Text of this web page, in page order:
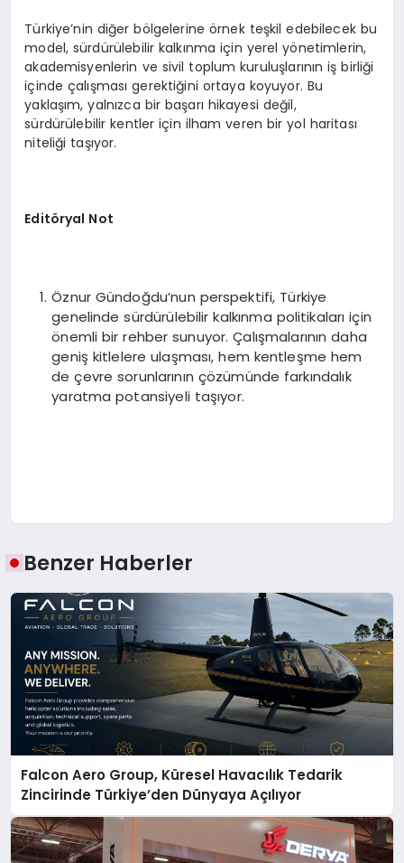
Türkiye’nin diğer bölgelerine örnek teşkil edebilecek bu
model, sürdürülebilir kalkınma için yerel yönetimlerin,
akademisyenlerin ve sivil toplum kuruluşlarının iş birliği
içinde çalışması gerektiğini ortaya koyuyor. Bu
yaklaşım, yalnızca bir başarı hikayesi değil,
sürdürülebilir kentler için ilham veren bir yol haritası
niteliği taşıyor.
Editöryal Not
Öznur Gündoğdu’nun perspektifi, Türkiye
genelinde sürdürülebilir kalkınma politikaları için
önemli bir rehber sunuyor. Çalışmalarının daha
geniş kitlelere ulaşması, hem kentleşme hem
de çevre sorunlarının çözümünde farkındalık
yaratma potansiyeli taşıyor.
Benzer Haberler
Falcon Aero Group, Küresel Havacılık Tedarik
Zincirinde Türkiye’den Dünyaya Açılıyor